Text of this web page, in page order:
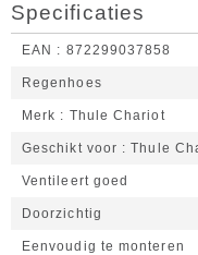
Specificaties
EAN 872299037858
Regenhoes
Merk Thule Chariot
Geschikt voor Thule
Ventileert goed
Doorzichtig
Eenvoudig te monteren